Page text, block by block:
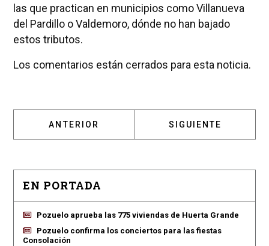
las que practican en municipios como Villanueva
del Pardillo o Valdemoro, dónde no han bajado
estos tributos.
Los comentarios están cerrados para esta noticia.
ARTÍCULO ANTERIOR: AUMENTO DEL
ANTERIOR ARTÍCULO
SIGUIENTE
EN PORTADA
Pozuelo aprueba las 775 viviendas de Huerta Grande
Pozuelo confirma los conciertos para las fiestas
Consolación